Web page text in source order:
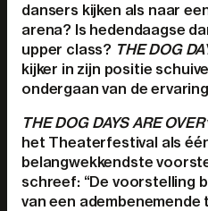
dansers kijken als naar
arena? Is hedendaagse
upper class? THE DOG
kijker in zijn positie
ondergaan van de
THE DOG DAYS ARE OVER
het Theaterfestival als
belangwekkendste
schreef: “De voorstelling
van een